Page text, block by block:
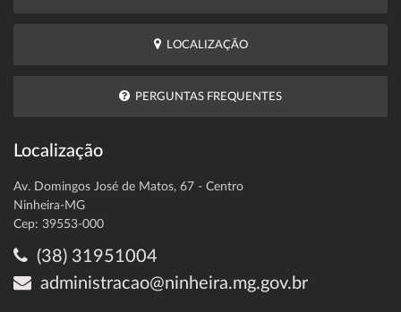
LOCALIZAÇÃO
PERGUNTAS FREQUENTES
Localização
Av. Domingos José de Matos, 67 - Centro
Ninheira-MG
Cep: 39553-000
(38) 31951004
administracao@ninheira.mg.gov.br